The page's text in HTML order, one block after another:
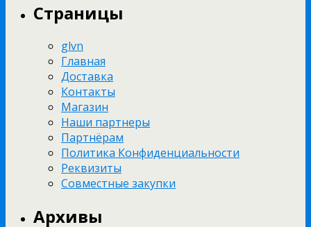
Страницы
glvn
Главная
Доставка
Контакты
Магазин
Наши партнеры
Партнёрам
Политика Конфиденциальности
Реквизиты
Совместные закупки
Архивы